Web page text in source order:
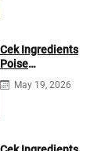
Cek Ingredients
Poise
Antibacterial
Facial Foam
May 19, 2026